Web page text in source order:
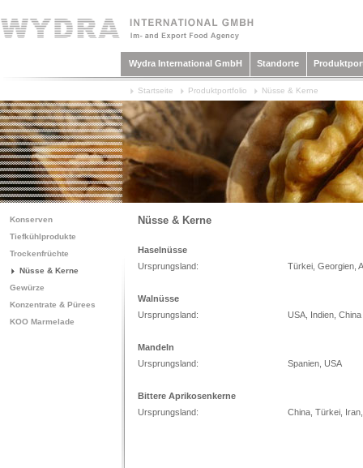
Wydra International GmbH Standorte
Startseite Produktportfolio Nüsse & Kerne
Konserven
Tiefkühlprodukte
Trockenfrüchte
Nüsse & Kerne
Gewürze
Konzentrate & Pürees
KOO Marmelade
Nüsse & Kerne
Haselnüsse
Ursprungsland:
Walnüsse
Ursprungsland:
Mandeln
Ursprungsland:
Bittere Aprikosenkerne
Ursprungsland:
Türkei, Georgien,
USA, Indien, China
Spanien, USA
China, Türkei,